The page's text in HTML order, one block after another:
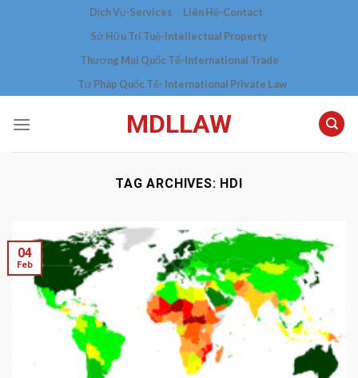
Dịch Vụ-Services
Liên Hệ-Contact
Sở Hữu Trí Tuệ-Intellectual Property
Thương Mại Quốc Tế-International Trade
Tư Pháp Quốc Tế- International Private Law
MDLLAW
TAG ARCHIVES: HDI
04
Feb